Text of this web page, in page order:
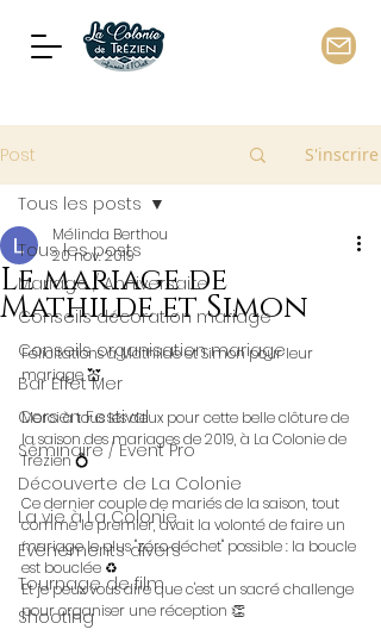
Post S'inscrire
Tous les posts
Mariage / Anniversaire
Conseils décoration mariage
Conseils organisation mariage
Bar Effet Mer
Corsen Festival
Séminaire / Event Pro
Découverte de La Colonie
La vie à La Colonie
Évènements divers
Tournage de film
Shooting
Tous les posts
Le mariage de
Mathilde et Simon
Mélinda Berthou
20 nov. 2019
Félicitations à Mathilde et Simon pour leur
mariage 💒
Merci à tous les deux pour cette belle clôture de
la saison des mariages de 2019, à La Colonie de
Trézien 💍
Ce dernier couple de mariés de la saison, tout
comme le premier, avait la volonté de faire un
mariage le plus "zéro déchet" possible : la boucle
est bouclée ♻️
Et je peux vous dire que c'est un sacré challenge
pour organiser une réception 👏